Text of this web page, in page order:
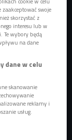
pismo, w którym
Foto:
-
i
paniki -
swoje
skorzystać z
interesu lub w
wybory będą
na dane
dane w celu
skanowanie
reklamy i
usług.